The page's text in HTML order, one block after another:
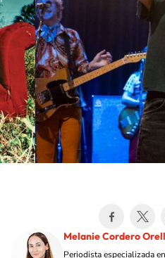
Melanie Cordero
Periodista especializada